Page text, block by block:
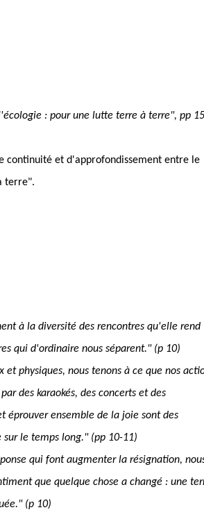
: pour une lutte terre à terre", pp
continuité et d'approfondissement entre le
terre".
à la diversité des rencontres qu'elle rend
qui d'ordinaire nous séparent." (p 10)
physiques, nous tenons à ce que nos
des karaokés, des concerts et des
éprouver ensemble de la joie sont des
le temps long." (pp 10-11)
qui font augmenter la résignation,
que quelque chose a changé : une
(p 10)